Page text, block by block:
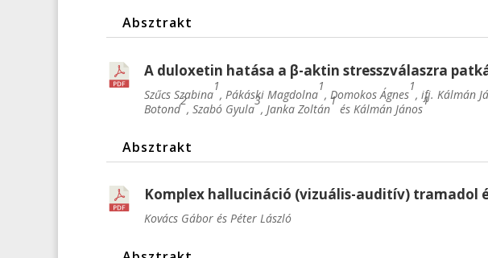
Absztrakt
A duloxetin hatása a β-aktin stresszválaszra
Szűcs Szabina
1
, Pákáski Magdolna
1
, Domokos Ágnes
1
, ifj. Kálmán
Botond
2
, Szabó Gyula
3
, Janka Zoltán
1
és Kálmán János
1
Absztrakt
Komplex hallucináció (vizuális-auditív) tramadol
Kovács Gábor és Péter László